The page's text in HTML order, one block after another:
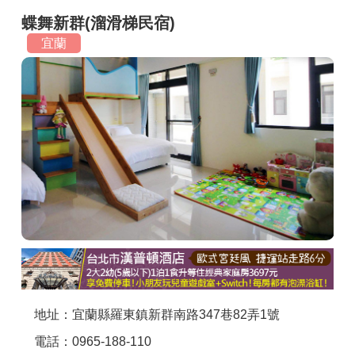
最新留言
商家合作
推薦景點
討論區
APP下載
蝶舞新群(溜滑梯民宿)
宜蘭
地址：宜蘭縣羅東鎮新群南路347巷82弄1號
電話：0965-188-110